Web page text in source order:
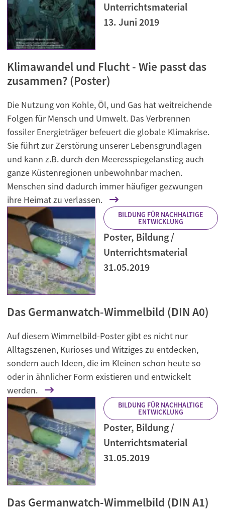
Unterrichtsmaterial
13. Juni 2019
Klimawandel und Flucht - Wie passt das
zusammen? (Poster)
Die Nutzung von Kohle, Öl, und Gas hat weitreichende
Folgen für Mensch und Umwelt. Das Verbrennen
fossiler Energieträger befeuert die globale Klimakrise.
Sie führt zur Zerstörung unserer Lebensgrundlagen
und kann z.B. durch den Meeresspiegelanstieg auch
ganze Küstenregionen unbewohnbar machen.
Menschen sind dadurch immer häufiger gezwungen
ihre Heimat zu verlassen.
BILDUNG FÜR NACHHALTIGE
ENTWICKLUNG
Poster, Bildung /
Unterrichtsmaterial
31.05.2019
Das Germanwatch-Wimmelbild (DIN A0)
Auf diesem Wimmelbild-Poster gibt es nicht nur
Alltagszenen, Kurioses und Witziges zu entdecken,
sondern auch Ideen, die im Kleinen schon heute so
oder in ähnlicher Form existieren und entwickelt
werden.
BILDUNG FÜR NACHHALTIGE
ENTWICKLUNG
Poster, Bildung /
Unterrichtsmaterial
31.05.2019
Das Germanwatch-Wimmelbild (DIN A1)